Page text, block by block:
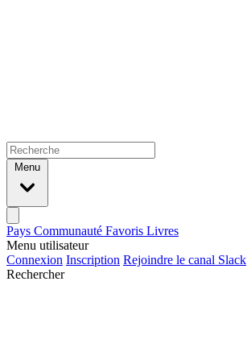
Menu
Pays Communauté Favoris Livres
Menu utilisateur
Connexion Inscription Rejoindre le canal Slack
Rechercher